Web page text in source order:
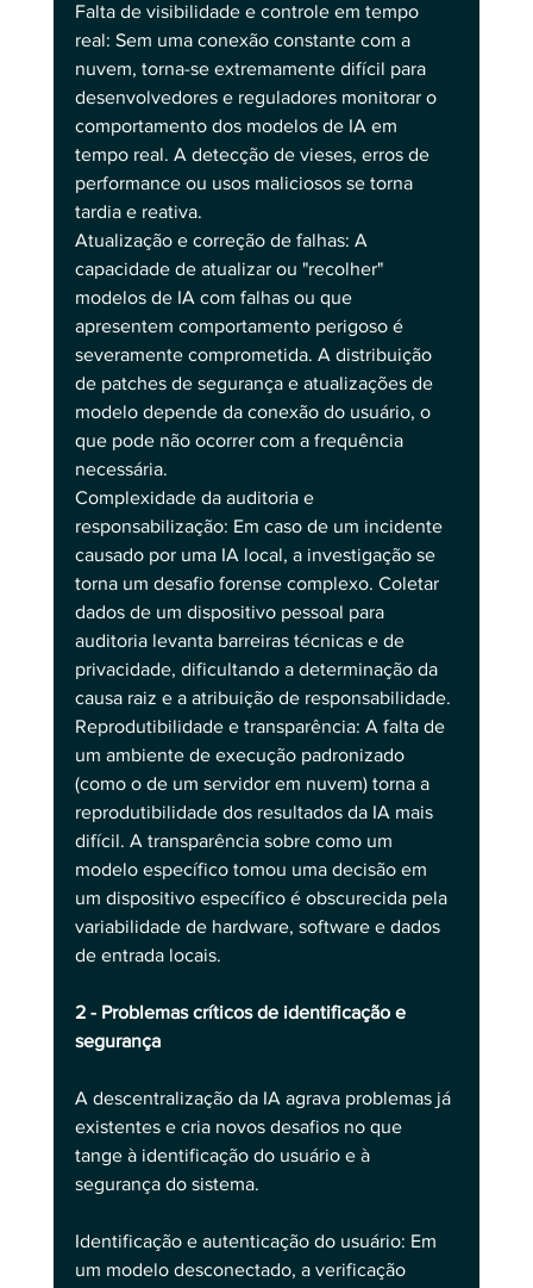
Falta de visibilidade e controle em tempo
real: Sem uma conexão constante com a
nuvem, torna-se extremamente difícil para
desenvolvedores e reguladores monitorar o
comportamento dos modelos de IA em
tempo real. A detecção de vieses, erros de
performance ou usos maliciosos se torna
tardia e reativa.
Atualização e correção de falhas: A
capacidade de atualizar ou "recolher"
modelos de IA com falhas ou que
apresentem comportamento perigoso é
severamente comprometida. A distribuição
de patches de segurança e atualizações de
modelo depende da conexão do usuário, o
que pode não ocorrer com a frequência
necessária.
Complexidade da auditoria e
responsabilização: Em caso de um incidente
causado por uma IA local, a investigação se
torna um desafio forense complexo. Coletar
dados de um dispositivo pessoal para
auditoria levanta barreiras técnicas e de
privacidade, dificultando a determinação da
causa raiz e a atribuição de responsabilidade.
Reprodutibilidade e transparência: A falta de
um ambiente de execução padronizado
(como o de um servidor em nuvem) torna a
reprodutibilidade dos resultados da IA mais
difícil. A transparência sobre como um
modelo específico tomou uma decisão em
um dispositivo específico é obscurecida pela
variabilidade de hardware, software e dados
de entrada locais.
2 - Problemas críticos de identificação e
segurança
A descentralização da IA agrava problemas já
existentes e cria novos desafios no que
tange à identificação do usuário e à
segurança do sistema.
Identificação e autenticação do usuário: Em
um modelo desconectado, a verificação